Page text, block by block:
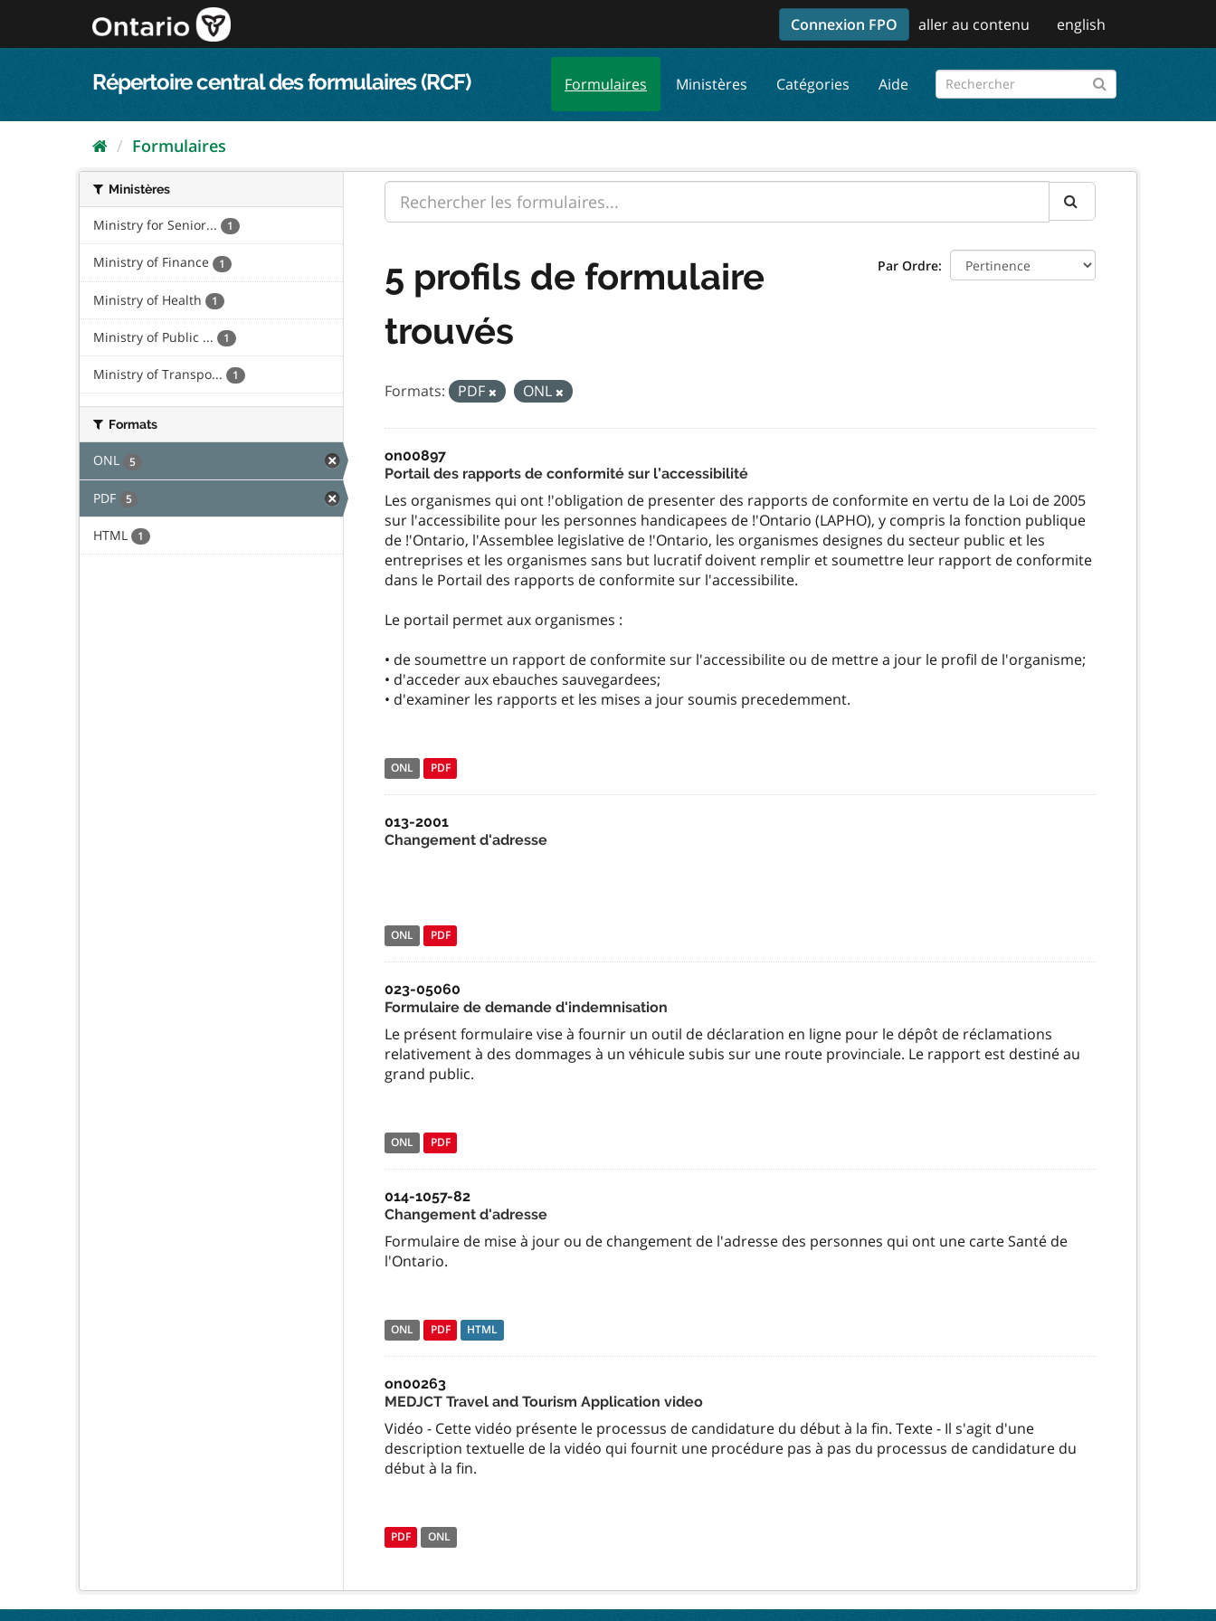
au
Connexion FPO aller au contenu english
Répertoire central des formulaires (RCF) Formulaires Ministères Catégories Aide
Formulaires
Ministères
Ministry for Senior... 1
Ministry of Finance 1
Ministry of Health 1
Ministry of Public ... 1
Ministry of Transpo... 1
Formats
ONL 5
PDF 5
HTML 1
Par Ordre
5 profils de formulaire
trouvés
Formats: PDF ONL
on00897
Portail des rapports de conformité sur l’accessibilité
Les organismes qui ont !'obligation de presenter des rapports de conformite en vertu de la Loi de 2005
sur l'accessibilite pour les personnes handicapees de !'Ontario (LAPHO), y compris la fonction publique
de !'Ontario, l'Assemblee legislative de !'Ontario, les organismes designes du secteur public et les
entreprises et les organismes sans but lucratif doivent remplir et soumettre leur rapport de conformite
dans le Portail des rapports de conformite sur l'accessibilite.
Le portail permet aux organismes :
• de soumettre un rapport de conformite sur l'accessibilite ou de mettre a jour le profil de l'organisme;
• d'acceder aux ebauches sauvegardees;
• d'examiner les rapports et les mises a jour soumis precedemment.
ONL PDF
013-2001
Changement d'adresse
ONL PDF
023-05060
Formulaire de demande d'indemnisation
Le présent formulaire vise à fournir un outil de déclaration en ligne pour le dépôt de réclamations
relativement à des dommages à un véhicule subis sur une route provinciale. Le rapport est destiné au
grand public.
ONL PDF
014-1057-82
Changement d'adresse
Formulaire de mise à jour ou de changement de l'adresse des personnes qui ont une carte Santé de
l'Ontario.
ONL PDF HTML
on00263
MEDJCT Travel and Tourism Application video
Vidéo - Cette vidéo présente le processus de candidature du début à la fin. Texte - Il s'agit d'une
description textuelle de la vidéo qui fournit une procédure pas à pas du processus de candidature du
début à la fin.
PDF ONL